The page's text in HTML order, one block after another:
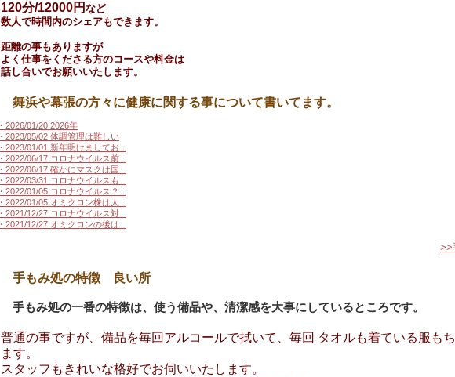
120分/12000円 など
数人で時間内のシェアもできます。
距離の事もありますが
よく仕事をくださる方のコースや料金は
話し合いでお願いいたします。
舞浜や幕張の方々に健康に関する事について書いてます。
・2026/01/20 2026年
・2023/05/02 体調管理は難しい
・2023/01/01 新年明けましてお...
・2022/06/17 コロナウイルス前...
・2022/06/17 確かにマスクは国...
・2022/03/31 コロナウイルスも...
・2022/01/05 コロナウイルス？...
・2022/01/05 オミクロン株は人...
・2021/12/27 コロナウイルス対...
・2021/12/27 オミクロンの後は...
>>
手もみ処の特徴 良い所
手もみ処の一番の特徴は、使う備品や、清潔感を大事にしているところです。
普通の事ですが、備品を毎回アルコールで拭いて、毎回 タオルも着ている服も
ます。
スタッフもきれいな格好でお伺いいたします。